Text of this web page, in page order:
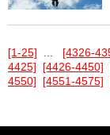
[1-25] [4326-
4425]
[4426-4450]
4550]
[4551-4575]